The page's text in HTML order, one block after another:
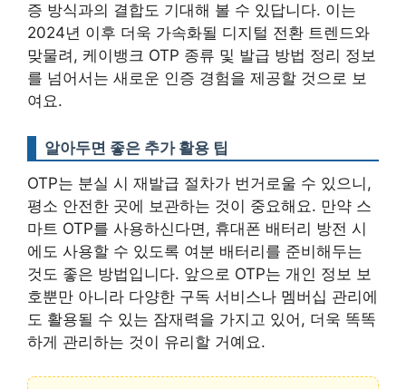
증 방식과의 결합도 기대해 볼 수 있답니다. 이는
2024년 이후 더욱 가속화될 디지털 전환 트렌드와
맞물려, 케이뱅크 OTP 종류 및 발급 방법 정리 정보
를 넘어서는 새로운 인증 경험을 제공할 것으로 보
여요.
알아두면 좋은 추가 활용 팁
OTP는 분실 시 재발급 절차가 번거로울 수 있으니,
평소 안전한 곳에 보관하는 것이 중요해요. 만약 스
마트 OTP를 사용하신다면, 휴대폰 배터리 방전 시
에도 사용할 수 있도록 여분 배터리를 준비해두는
것도 좋은 방법입니다. 앞으로 OTP는 개인 정보 보
호뿐만 아니라 다양한 구독 서비스나 멤버십 관리에
도 활용될 수 있는 잠재력을 가지고 있어, 더욱 똑똑
하게 관리하는 것이 유리할 거예요.